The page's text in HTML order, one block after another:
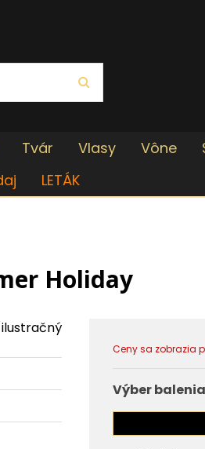
Tvár Vlasy Vône
LETÁK
Holiday
Výber